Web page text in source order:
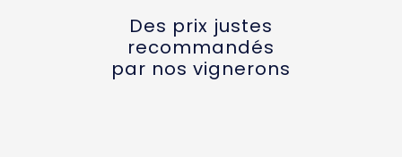
Des prix justes
recommandés
par nos vignerons